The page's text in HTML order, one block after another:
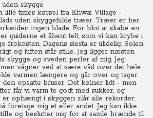
skygge
lille times kørsel fra Khwai Village -
uden skyggefulde træer. Træer er her,
ingen blade. For blot at skabe en
guiderne et åbent telt, som vi kan krybe i
frokosten. Dagens siesta er ulidelig. Solen
og luften står stille. Jeg ligger næsten
skygge og sveden perler af mig. Jeg
vågner ved at være våd over det hele.
varmen længere og går over og tager
den opsatte bruser. Det kølner lidt - men
får vi varm te godt med sukker, og
er ophængt i skyggen slår alle rekorder:
foretage mig et eller andet. Jeg kan ikke
og beslutter mig for at samle brænde til